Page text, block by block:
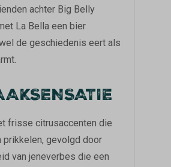
achter Big Belly
La Bella een bier
de geschiedenis eert als
frisse citrusaccenten die
gevolgd door
van jeneverbes die een